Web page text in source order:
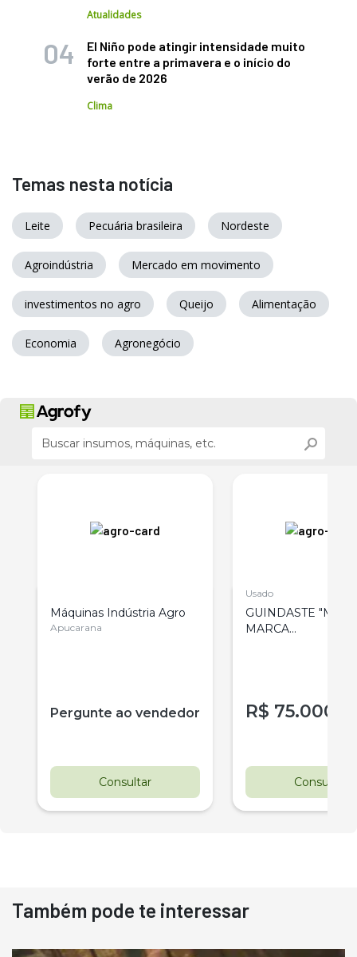
Atualidades
El Niño pode atingir intensidade muito
forte entre a primavera e o início do
verão de 2026
Clima
Temas nesta notícia
Leite Pecuária brasileira Nordeste
Agroindústria Mercado em movimento
investimentos no agro Queijo Alimentação
Economia Agronegócio
Máquinas Indústria Agro
Apucarana
Pergunte ao vendedor
Consultar
Usado
GUINDASTE
MARCA
R$ 75.000
Consultar
Também pode te interessar